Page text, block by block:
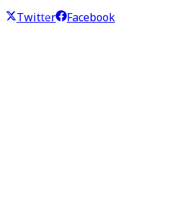
Twitter
Facebook